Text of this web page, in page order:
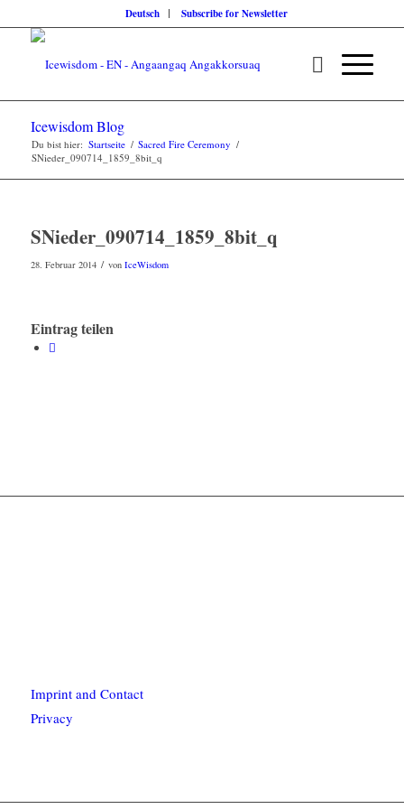
Deutsch Subscribe for Newsletter
Icewisdom Blog
Du bist hier: Startseite / Sacred Fire Ceremony /
SNieder_090714_1859_8bit_q
SNieder_090714_1859_8bit_q
28. Februar 2014 / von IceWisdom
Eintrag teilen
Imprint and Contact
Privacy